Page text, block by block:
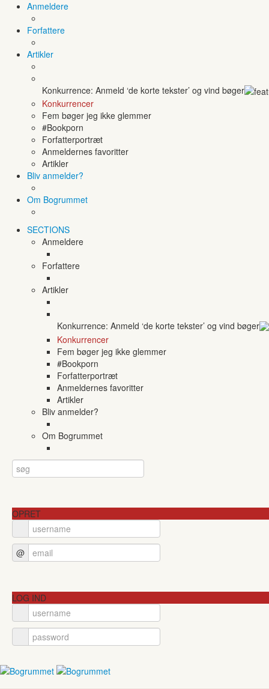
Anmeldere
Forfattere
Artikler
Konkurrence: Anmeld ‘de korte tekster’ og vind bøger
Konkurrencer
Fem bøger jeg ikke glemmer
#Bookporn
Forfatterportræt
Anmeldernes favoritter
Artikler
Bliv anmelder?
Om Bogrummet
SECTIONS
Anmeldere
Forfattere
Artikler
Konkurrence: Anmeld ‘de korte tekster’ og vind bøger
Konkurrencer
Fem bøger jeg ikke glemmer
#Bookporn
Forfatterportræt
Anmeldernes favoritter
Artikler
Bliv anmelder?
Om Bogrummet
OPRET
@
LOG IND